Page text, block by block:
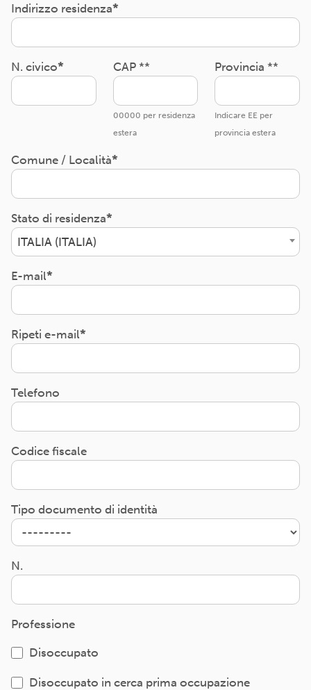
Indirizzo residenza
N. civico CAP **
00000 per residenza
estera
Provincia **
Indicare EE per
provincia estera
Comune / Località
Stato di residenza
ITALIA (ITALIA)
E-mail
Ripeti e-mail
Telefono
Codice fiscale
Tipo documento di identità
N.
Professione
Disoccupato
Disoccupato in cerca prima occupazione